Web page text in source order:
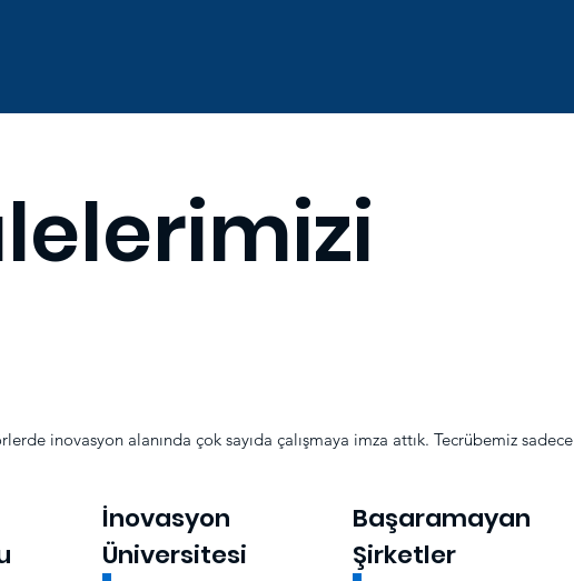
inovasyon alanında çok sayıda çalışmaya imza attık. Tecrübemiz sadece
Başaramayan
Şirketler
İnovasyon
Üniversitesi